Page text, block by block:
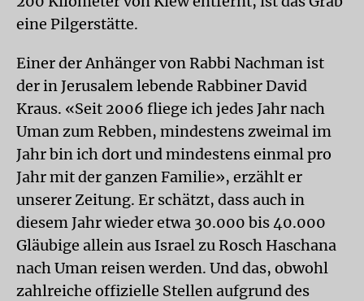
eine Pilgerstätte.
Einer der Anhänger von Rabbi Nachman ist
der in Jerusalem lebende Rabbiner David
Kraus. «Seit 2006 fliege ich jedes Jahr nach
Uman zum Rebben, mindestens zweimal im
Jahr bin ich dort und mindestens einmal pro
Jahr mit der ganzen Familie», erzählt er
unserer Zeitung. Er schätzt, dass auch in
diesem Jahr wieder etwa 30.000 bis 40.000
Gläubige allein aus Israel zu Rosch Haschana
nach Uman reisen werden. Und das, obwohl
zahlreiche offizielle Stellen aufgrund des